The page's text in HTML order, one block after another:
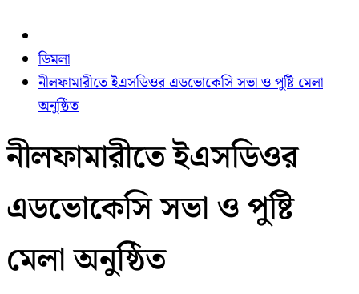
ডিমলা
নীলফামারীতে ইএসডিওর এডভোকেসি সভা ও পুষ্টি মেলা
অনুষ্ঠিত
নীলফামারীতে ইএসডিওর
এডভোকেসি সভা ও পুষ্টি
মেলা অনুষ্ঠিত